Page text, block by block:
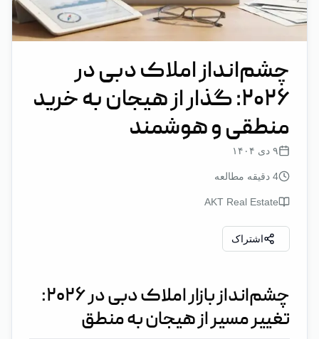
چشم‌انداز املاک دبی در
۲۰۲۶: گذار از هیجان به خرید
منطقی و هوشمند
۹ دی ۱۴۰۴
4 دقیقه مطالعه
AKT Real Estate
اشتراک
چشم‌انداز بازار املاک دبی در ۲۰۲۶:
تغییر مسیر از هیجان به منطق